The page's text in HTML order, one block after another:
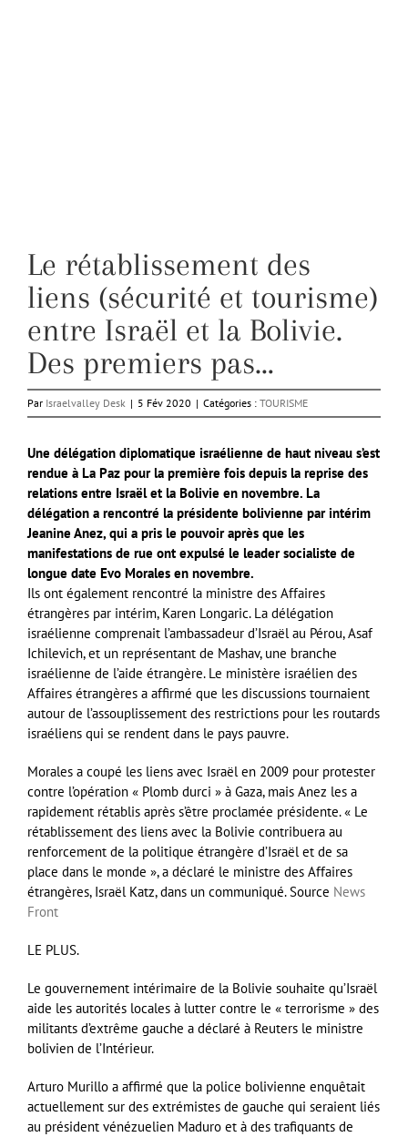
Le rétablissement des
liens (sécurité et tourisme)
entre Israël et la Bolivie.
Des premiers pas…
Par Israelvalley Desk | 5 Fév 2020 | Catégories : TOURISME
Une délégation diplomatique israélienne de haut niveau s’est
rendue à La Paz pour la première fois depuis la reprise des
relations entre Israël et la Bolivie en novembre. La
délégation a rencontré la présidente bolivienne par intérim
Jeanine Anez, qui a pris le pouvoir après que les
manifestations de rue ont expulsé le leader socialiste de
longue date Evo Morales en novembre.
Ils ont également rencontré la ministre des Affaires
étrangères par intérim, Karen Longaric. La délégation
israélienne comprenait l’ambassadeur d’Israël au Pérou, Asaf
Ichilevich, et un représentant de Mashav, une branche
israélienne de l’aide étrangère. Le ministère israélien des
Affaires étrangères a affirmé que les discussions tournaient
autour de l’assouplissement des restrictions pour les routards
israéliens qui se rendent dans le pays pauvre.
Morales a coupé les liens avec Israël en 2009 pour protester
contre l’opération « Plomb durci » à Gaza, mais Anez les a
rapidement rétablis après s’être proclamée présidente. « Le
rétablissement des liens avec la Bolivie contribuera au
renforcement de la politique étrangère d’Israël et de sa
place dans le monde », a déclaré le ministre des Affaires
étrangères, Israël Katz, dans un communiqué. Source News
Front
LE PLUS.
Le gouvernement intérimaire de la Bolivie souhaite qu’Israël
aide les autorités locales à lutter contre le « terrorisme » des
militants d’extrême gauche a déclaré à Reuters le ministre
bolivien de l’Intérieur.
Arturo Murillo a affirmé que la police bolivienne enquêtait
actuellement sur des extrémistes de gauche qui seraient liés
au président vénézuelien Maduro et à des trafiquants de